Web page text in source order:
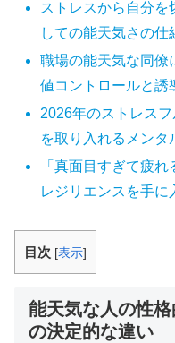
ストレスから自分を
しての能天気さの仕
職場の能天気な同僚
値コントロールと誘
2026年のストレス
を取り入れるメンタ
「真面目すぎて疲
レジリエンスを手に
目次 [表示]
能天気な人の性
の決定的な違い